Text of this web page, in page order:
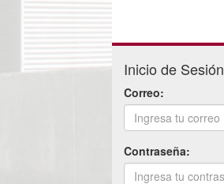
Inicio de Sesión
Correo:
Contraseña: